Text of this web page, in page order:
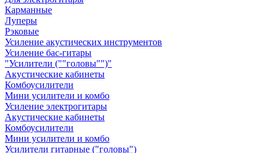
Карманные
Луперы
Рэковые
Усиление акустических инструментов
Усиление бас-гитары
"Усилители (""головы"")"
Акустические кабинеты
Комбоусилители
Мини усилители и комбо
Усиление электрогитары
Акустические кабинеты
Комбоусилители
Мини усилители и комбо
Усилители гитарные ("головы")